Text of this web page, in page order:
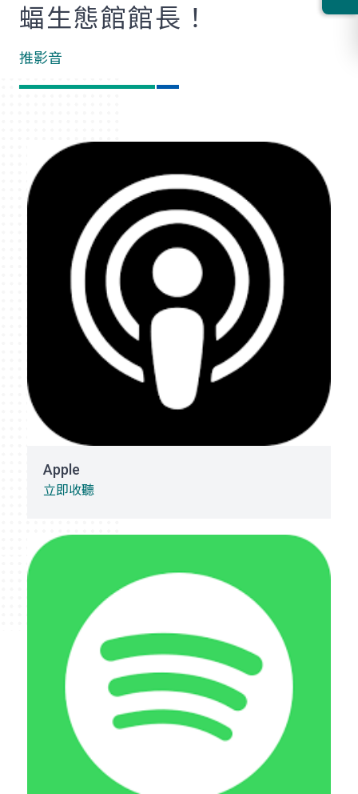
蝠生態館館長！
推影音
Apple
立即收聽